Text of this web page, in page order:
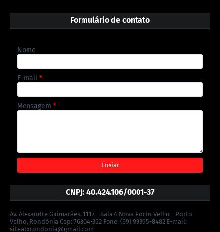
Formulário de contato
Nome
E-mail *
Mensagem *
CNPJ: 40.424.106/0001-37
Av. Alexandre Guimarães, 1117 - Sala 4 Nova Porto Velho - Porto
Velho, Rondônia Cep: 76804-352 Fone: (69) 99395-8482 E-mail:
sitealorondonia@gmail.com